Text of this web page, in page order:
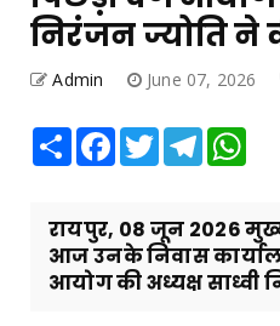
निरंजन ज्योति ने
Admin June 07, 2026
Share Facebook
TwitterTelegram
रायपुर, 08 जून 2026
आज उनके निवास कार्यालय
आयोग की अध्यक्ष साध्वी